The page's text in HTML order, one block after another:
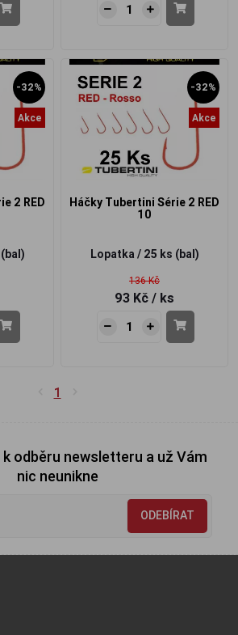
-32%
Akce
2 RED
-32%
Akce
Háčky Tubertini Série 2 RED
10
Lopatka / 25 ks (bal)
136 Kč
93 Kč / ks
1
odběru newsletteru a už Vám
nic neunikne
ODEBÍRAT